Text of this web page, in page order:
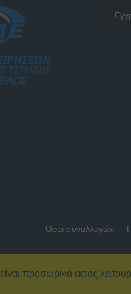
Όροι συναλλαγών
προσωρινά εκτός